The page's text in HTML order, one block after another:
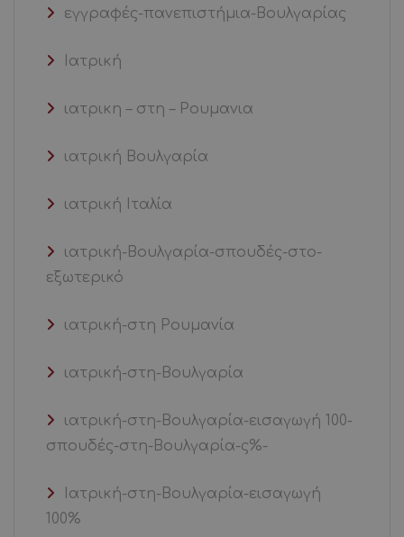
εγγραφές-πανεπιστήμια-Βουλγαρίας
Ιατρική
ιατρικη – στη – Ρουμανια
ιατρική Βουλγαρία
ιατρική Ιταλία
ιατρική-Βουλγαρία-σπουδές-στο-
εξωτερικό
ιατρική-στη Ρουμανία
ιατρική-στη-Βουλγαρία
ιατρική-στη-Βουλγαρία-εισαγωγή 100-
σπουδές-στη-Βουλγαρία-ς%-
Ιατρική-στη-Βουλγαρία-εισαγωγή
100%